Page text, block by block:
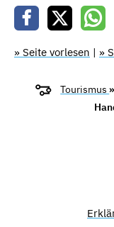
» Seite vorlesen | »
Tourismus »